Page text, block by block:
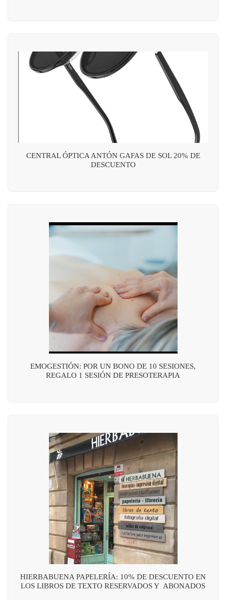
CENTRAL ÓPTICA ANTÓN GAFAS DE SOL 20% DE
DESCUENTO
EMOGESTIÓN: POR UN BONO DE 10 SESIONES,
REGALO 1 SESIÓN DE PRESOTERAPIA
HIERBABUENA PAPELERÍA: 10% DE DESCUENTO EN
LOS LIBROS DE TEXTO RESERVADOS Y ABONADOS